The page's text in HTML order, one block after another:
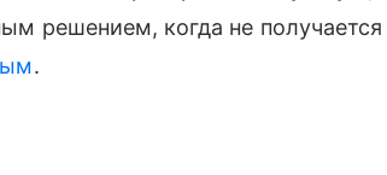
решением, когда не получается
.